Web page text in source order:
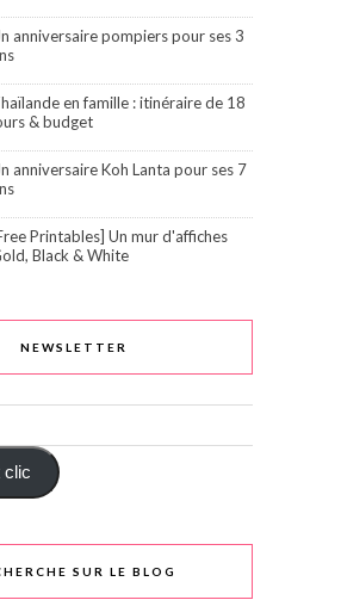
anniversaire pompiers pour ses 3
en famille : itinéraire de 18
& budget
anniversaire Koh Lanta pour ses 7
Printables] Un mur d'affiches
Black & White
NEWSLETTER
clic
SUR LE BLOG